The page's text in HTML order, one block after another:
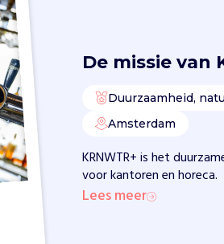
De missie van
Duurzaamheid,
Amsterdam
KRNWTR+ is het
voor kantoren en horeca.
Lees meer